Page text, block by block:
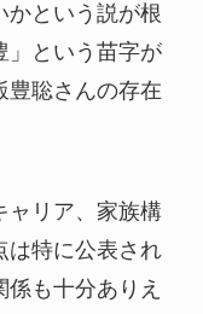
かという説が根
」という苗字が
豊聡さんの存在
ャリア、家族構
は特に公表され
も十分ありえ